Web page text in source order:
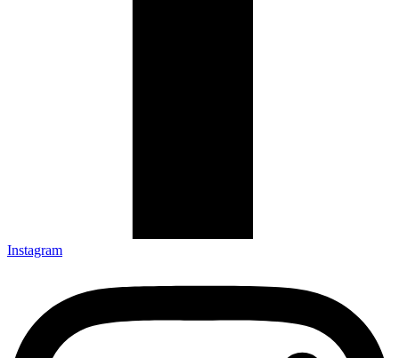
Instagram